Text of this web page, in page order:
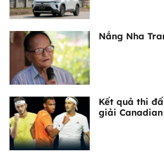
Nắng Nha
Kết quả thi
giải